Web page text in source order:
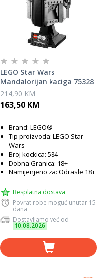
LEGO Star Wars
Mandalorijan kaciga 75328
214,90 KM
163,50 KM
Brand: LEGO®
Tip proizvoda: LEGO Star
Wars
Broj kockica: 584
Dobna Granica: 18+
Namijenjeno za: Odrasle 18+
Besplatna dostava
Povrat robe moguć unutar 15
dana
Dostavljamo već od
10.08.2026